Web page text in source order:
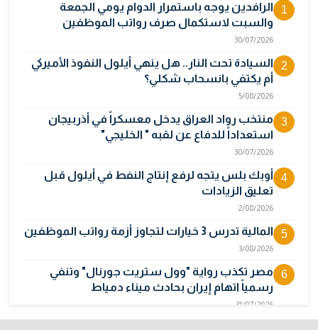
1
الرافدين يوجه باستمرار الدوام يومي الجمعة
والسبت لاستكمال صرف رواتب الموظفين
30/07/2026
2
السيادة تحت النار.. هل ينهي أيلول النفوذ الأميركي
أم يكتفي بانسحاب شكلي؟
5/08/2026
3
منتخب رواد العراق يدخل معسكراً في أذربيجان
استعداداً للدفاع عن لقبه " الخليجي"
30/07/2026
4
أوبك بلس يتجه لرفع إنتاج النفط في أيلول قبل
تعليق الزيادات
2/08/2026
5 المالية تدرس 3 خيارات لتجاوز أزمة رواتب الموظفين
3/08/2026
6
مصر تكذب رواية "وول ستريت جورنال" وتنفي
رسمياً اتهام إيران بحادث ميناء دمياط
31/07/2026